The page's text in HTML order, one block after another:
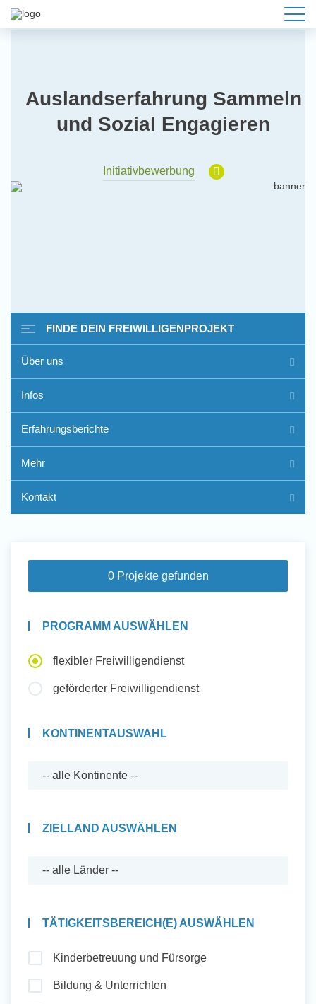
Auslandserfahrung Sammeln
und Sozial Engagieren
Initiativbewerbung
Freiwilligenarbeit im Ausland
- Erfahrungsberichte
Auslandserfahrung Sammeln
und Sozial Engagieren
Initiativbewerbung
Auslandserfahrung Sammeln
FINDE DEIN FREIWILLIGENPROJEKT
Über uns
Infos
Erfahrungsberichte
Mehr
Kontakt
0 Projekte gefunden
PROGRAMM AUSWÄHLEN
flexibler Freiwilligendienst
geförderter Freiwilligendienst
KONTINENTAUSWAHL
ZIELLAND AUSWÄHLEN
TÄTIGKEITSBEREICH(E) AUSWÄHLEN
Kinderbetreuung und Fürsorge
Bildung & Unterrichten